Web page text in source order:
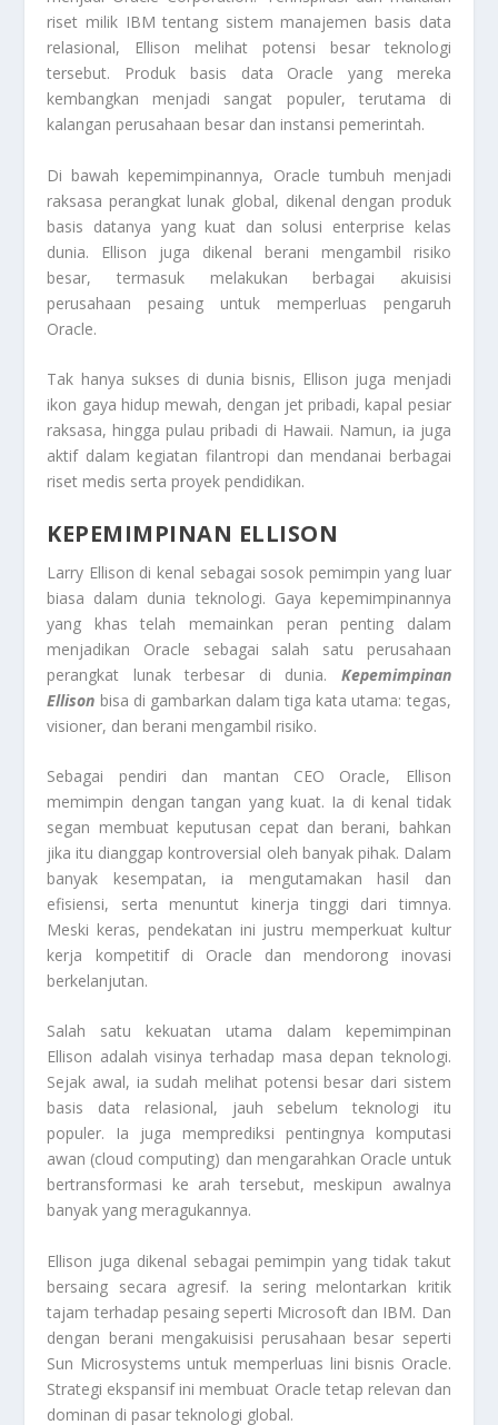
riset milik IBM tentang sistem manajemen basis data
relasional, Ellison melihat potensi besar teknologi
tersebut. Produk basis data Oracle yang mereka
kembangkan menjadi sangat populer, terutama di
kalangan perusahaan besar dan instansi pemerintah.
Di bawah kepemimpinannya, Oracle tumbuh menjadi
raksasa perangkat lunak global, dikenal dengan produk
basis datanya yang kuat dan solusi enterprise kelas
dunia. Ellison juga dikenal berani mengambil risiko
besar, termasuk melakukan berbagai akuisisi
perusahaan pesaing untuk memperluas pengaruh
Oracle.
Tak hanya sukses di dunia bisnis, Ellison juga menjadi
ikon gaya hidup mewah, dengan jet pribadi, kapal pesiar
raksasa, hingga pulau pribadi di Hawaii. Namun, ia juga
aktif dalam kegiatan filantropi dan mendanai berbagai
riset medis serta proyek pendidikan.
KEPEMIMPINAN ELLISON
Larry Ellison di kenal sebagai sosok pemimpin yang luar
biasa dalam dunia teknologi. Gaya kepemimpinannya
yang khas telah memainkan peran penting dalam
menjadikan Oracle sebagai salah satu perusahaan
perangkat lunak terbesar di dunia. Kepemimpinan
Ellison bisa di gambarkan dalam tiga kata utama: tegas,
visioner, dan berani mengambil risiko.
Sebagai pendiri dan mantan CEO Oracle, Ellison
memimpin dengan tangan yang kuat. Ia di kenal tidak
segan membuat keputusan cepat dan berani, bahkan
jika itu dianggap kontroversial oleh banyak pihak. Dalam
banyak kesempatan, ia mengutamakan hasil dan
efisiensi, serta menuntut kinerja tinggi dari timnya.
Meski keras, pendekatan ini justru memperkuat kultur
kerja kompetitif di Oracle dan mendorong inovasi
berkelanjutan.
Salah satu kekuatan utama dalam kepemimpinan
Ellison adalah visinya terhadap masa depan teknologi.
Sejak awal, ia sudah melihat potensi besar dari sistem
basis data relasional, jauh sebelum teknologi itu
populer. Ia juga memprediksi pentingnya komputasi
awan (cloud computing) dan mengarahkan Oracle untuk
bertransformasi ke arah tersebut, meskipun awalnya
banyak yang meragukannya.
Ellison juga dikenal sebagai pemimpin yang tidak takut
bersaing secara agresif. Ia sering melontarkan kritik
tajam terhadap pesaing seperti Microsoft dan IBM. Dan
dengan berani mengakuisisi perusahaan besar seperti
Sun Microsystems untuk memperluas lini bisnis Oracle.
Strategi ekspansif ini membuat Oracle tetap relevan dan
dominan di pasar teknologi global.